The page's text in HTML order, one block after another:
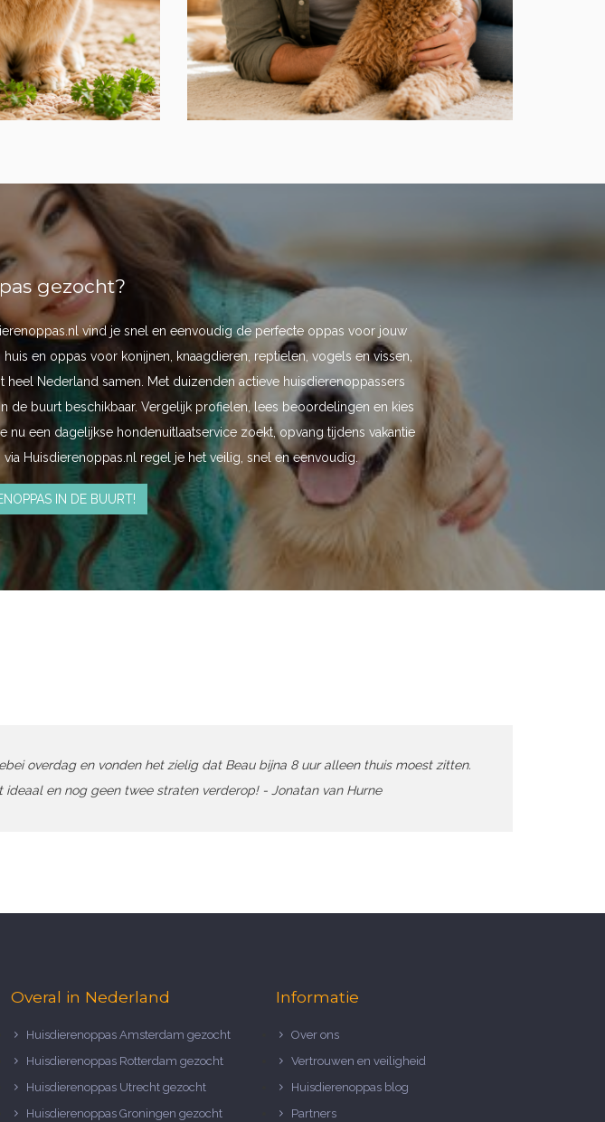
gezocht?
vind je snel en eenvoudig de perfecte oppas voor jouw
en oppas voor konijnen, knaagdieren, reptielen, vogels en vissen,
Nederland samen. Met duizenden actieve huisdierenoppassers
buurt beschikbaar. Vergelijk profielen, lees beoordelingen en kies
een dagelijkse hondenuitlaatservice zoekt, opvang tijdens vakantie
Huisdierenoppas.nl regel je het veilig, snel en eenvoudig.
IN DE BUURT!
overdag en vonden het zielig dat Beau bijna 8 uur alleen thuis moest zitten.
ideaalen nog geen twee straten verderop! - Jonatan van Hurne
Overal in Nederland
Huisdierenoppas Amsterdam gezocht
Huisdierenoppas Rotterdam gezocht
Huisdierenoppas Utrecht gezocht
Huisdierenoppas Groningen gezocht
Informatie
Over ons
Vertrouwen en veiligheid
Huisdierenoppas blog
Partners